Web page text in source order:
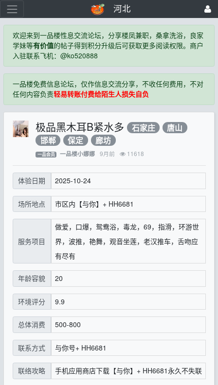
河北
欢迎来到一品楼性息交流论坛，分享楼凤兼职，桑拿洗浴，良家
学妹等有价值的帖子得到积分升级后可获取更多阅读权限。商户
入驻联系飞机：@ko520888
一品楼免费信息论坛，仅作信息交流分享，不收任何费用，不对
任何内容负责轻易转账付费给陌生人损失自负
极品黑木耳B紧水多 石家庄
唐山
邯郸
保定 廊坊
一品会员 一品楼小娜娜 9月前 11618
体验日期 2025-10-24
场所地点 市区内【与你】+ HH6681
服务项目
做爱，口爆，鸳鸯浴，毒龙，69，指滑，环游世
界，波推，艳舞，观音坐莲，老汉推车，舌吻应
有尽有
年龄容貌 20
环境评分 9.9
总体消费 500-800
联系方式 与你号+ HH6681
联络攻略 手机应用商店下载【与你】+ HH6681永久不失联